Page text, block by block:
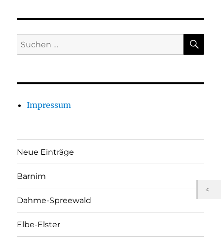
Suchen
nach:
Impressum
Neue Einträge
Barnim
Dahme-Spreewald
Elbe-Elster